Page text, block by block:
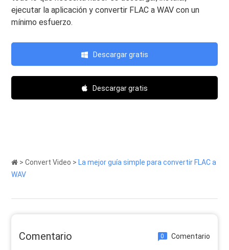
ejecutar la aplicación y convertir FLAC a WAV con un
mínimo esfuerzo.
Descargar gratis
Descargar gratis
>Convert Video > La mejor guía simple para convertir FLAC a
WAV
Comentario 0 Comentario